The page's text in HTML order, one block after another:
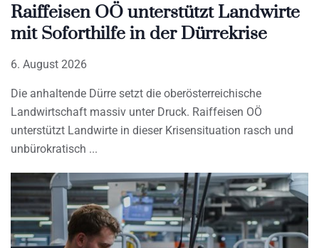
Raiffeisen OÖ unterstützt Landwirte
mit Soforthilfe in der Dürrekrise
6. August 2026
Die anhaltende Dürre setzt die oberösterreichische
Landwirtschaft massiv unter Druck. Raiffeisen OÖ
unterstützt Landwirte in dieser Krisensituation rasch und
unbürokratisch